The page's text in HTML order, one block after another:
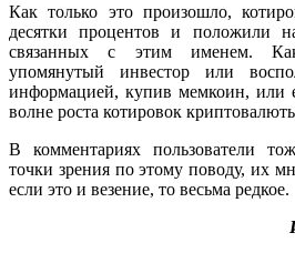
Как только это произошло,
десятки процентов и положили
связанных с этим именем.
упомянутый инвестор или
информацией, купив мемкоин, или
волне роста котировок
В комментариях пользователи
точки зрения по этому поводу, их
если это и везение, то весьма редкое.